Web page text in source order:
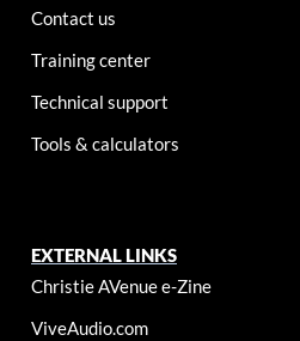
Contact us
Training center
Technical support
Tools & calculators
EXTERNAL LINKS
Christie AVenue e-Zine
ViveAudio.com